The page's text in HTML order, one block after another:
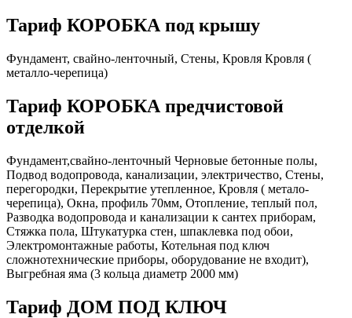
Тариф КОРОБКА под крышу
Фундамент, свайно-ленточный, Стены, Кровля Кровля (
металло-черепица)
Тариф КОРОБКА предчистовой
отделкой
Фундамент,свайно-ленточный Черновые бетонные полы,
Подвод водопровода, канализации, электричество, Стены,
перегородки, Перекрытие утепленное, Кровля ( метало-
черепица), Окна, профиль 70мм, Отопление, теплый пол,
Разводка водопровода и канализации к сантех приборам,
Стяжка пола, Штукатурка стен, шпаклевка под обои,
Электромонтажные работы, Котельная под ключ
сложнотехнические приборы, оборудование не входит),
Выгребная яма (3 кольца диаметр 2000 мм)
Тариф ДОМ ПОД КЛЮЧ